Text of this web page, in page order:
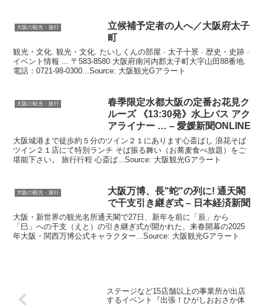
大阪の観光・旅行 立候補予定者の人へ／大阪府太子
町
観光・文化. 観光・文化. たいしくんの部屋 · 太子十景 · 歴史・史跡 ·
イベント情報 ... 〒583-8580 大阪府南河内郡太子町大字山田88番地.
電話：0721-98-0300...Source: 大阪観光Gアラート
大阪の観光・旅行 春季限定水都大阪の定番お花見ク
ルーズ 《13:30発》水上バス アク
アライナー … – 愛媛新聞ONLINE
大阪城港まで徒歩約５分のツイン２１にあります心斎ばし 浪花そば
ツイン２１店にて特別ランチ そば振る舞い（お蕎麦食べ放題）をご
堪能下さい。 旅行行程 心斎ば...Source: 大阪観光Gアラート
大阪の観光・旅行 大阪万博、長"蛇"の列に! 通天閣
で干支引き継ぎ式 – 日本経済新聞
大阪・新世界の観光名所通天閣で27日、新年を前に「辰」から
「巳」への干支（えと）の引き継ぎ式が開かれた。来春開幕の2025
年大阪・関西万博公式キャラクター...Source: 大阪観光Gアラート
ステージなど15店舗以上の事業所が出店
するイベント『出張！ひがしおおさか体